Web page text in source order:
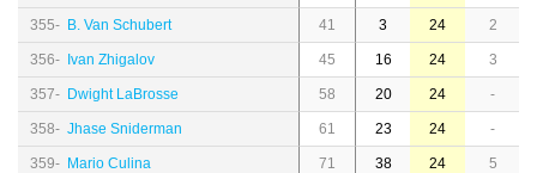
355- B. Van Schubert 41 3 24 2
356- Ivan Zhigalov 45 16 24 3
357- Dwight LaBrosse 58 20 24 -
358- Jhase Sniderman 61 23 24 -
359- Mario Culina 71 38 24 5